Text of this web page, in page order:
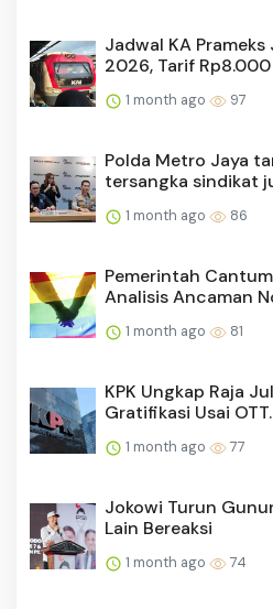
Jadwal KA
2026, Tarif Rp8.000
1 month ago 97
Polda Metro Jaya
tersangka sindikat
1 month ago 86
Pemerintah
Analisis Ancaman
1 month ago 81
KPK Ungkap Raja
Gratifikasi Usai
1 month ago 77
Jokowi Turun
Lain Bereaksi
1 month ago 74